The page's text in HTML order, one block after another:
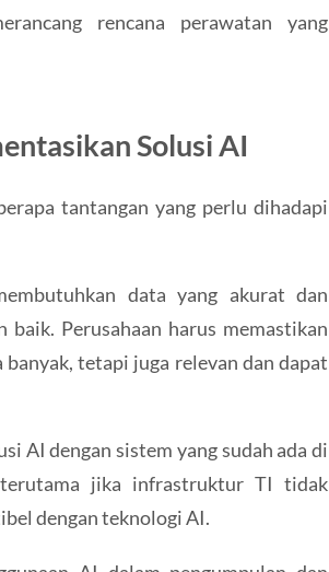
rencana perawatan yang
Solusi AI
tantangan yang perlu dihadapi
data yang akurat dan
Perusahaan harus memastikan
tetapi juga relevan dan dapat
AI dengan sistem yang sudah ada di
terutama jika infrastruktur TI tidak
dengan teknologi AI.